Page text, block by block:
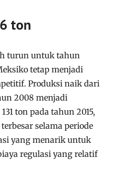
ton
turun untuk tahun
tetap menjadi
Produksi naik dari
2008 menjadi
ton pada tahun 2015,
selama periode
yang menarik untuk
regulasi yang relatif